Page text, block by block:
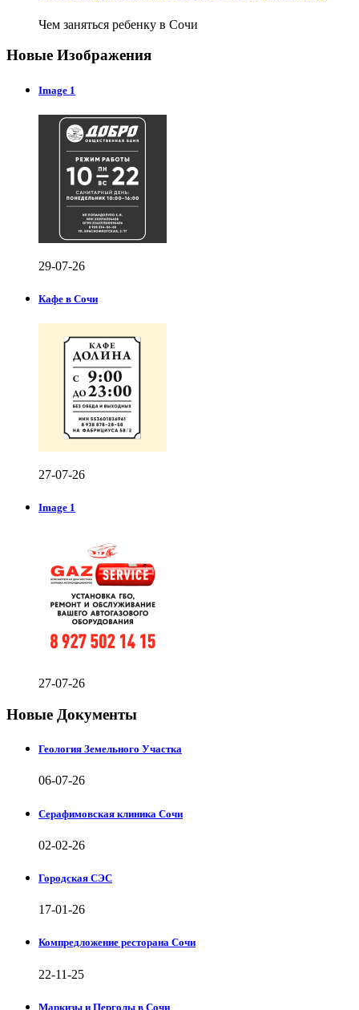
Чем заняться ребенку в Сочи
Новые Изображения
Image 1
29-07-26
Кафе в Сочи
27-07-26
Image 1
27-07-26
Новые Документы
Геология Земельного Участка
06-07-26
Серафимовская клиника Сочи
02-02-26
Городская СЭС
17-01-26
Компредложение ресторана Сочи
22-11-25
Маркизы и Перголы в Сочи